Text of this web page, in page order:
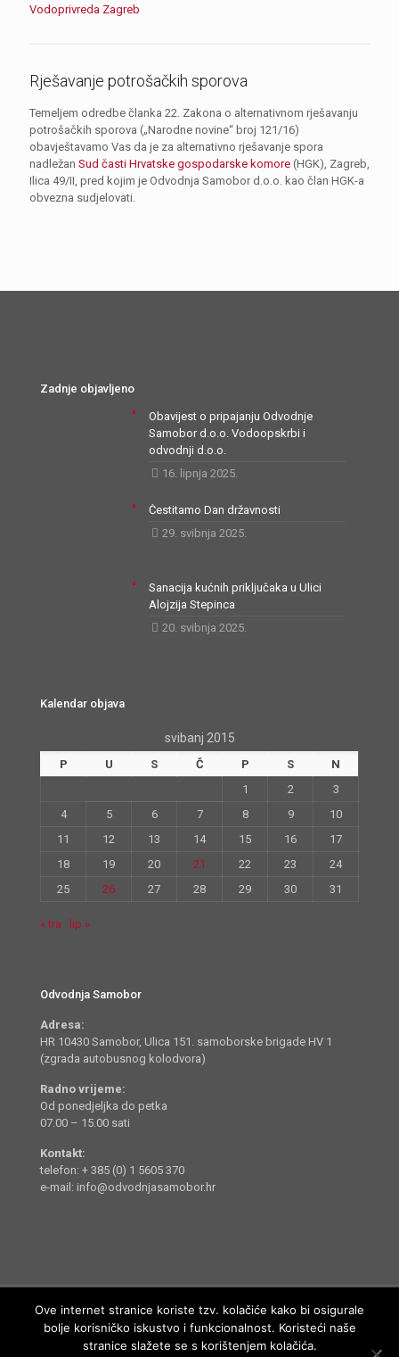
Vodoprivreda Zagreb
Rješavanje potrošačkih sporova
Temeljem odredbe članka 22. Zakona o alternativnom rješavanju
potrošačkih sporova („Narodne novine“ broj 121/16)
obavještavamo Vas da je za alternativno rješavanje spora
nadležan Sud časti Hrvatske gospodarske komore (HGK), Zagreb,
Ilica 49/II, pred kojim je Odvodnja Samobor d.o.o. kao član HGK-a
obvezna sudjelovati.
Zadnje objavljeno
Obavijest o pripajanju Odvodnje
Samobor d.o.o. Vodoopskrbi i
odvodnji d.o.o.
16. lipnja 2025.
Čestitamo Dan državnosti
29. svibnja 2025.
Sanacija kućnih priključaka u Ulici
Alojzija Stepinca
20. svibnja 2025.
Kalendar objava
svibanj 2015
P U S Č P S
N
1
2
3
4
5 6 7 8 9
10
11
12 13 14 15 16
17
18
19 20 21 22 23
24
25
26 27 28 29 30 31
« tra lip »
Odvodnja Samobor
Adresa:
HR 10430 Samobor, Ulica 151. samoborske brigade HV 1
(zgrada autobusnog kolodvora)
Radno vrijeme:
Od ponedjeljka do petka
07.00 – 15.00 sati
Kontakt:
telefon: + 385 (0) 1 5605 370
e-mail: info@odvodnjasamobor.hr
Ove internet stranice koriste tzv. kolačiće kako bi osigurale
bolje korisničko iskustvo i funkcionalnost. Koristeći naše
stranice slažete se s korištenjem kolačića.